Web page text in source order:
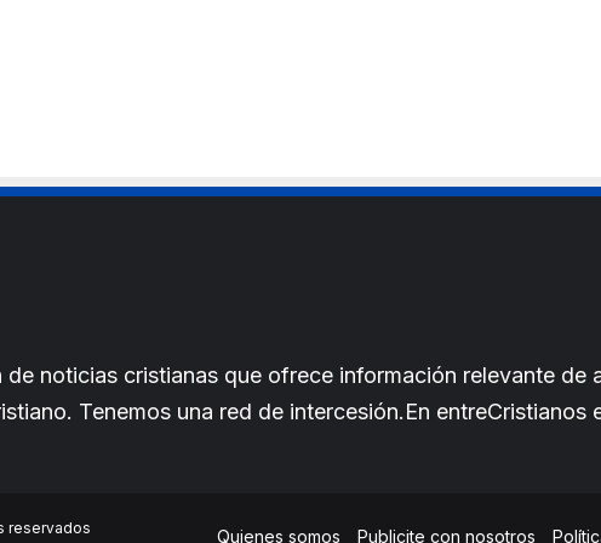
noticias cristianas que ofrece información relevante de
Tenemos una red de intercesión.En entreCristianos
reservados Quienes somos Publicite con nosotros